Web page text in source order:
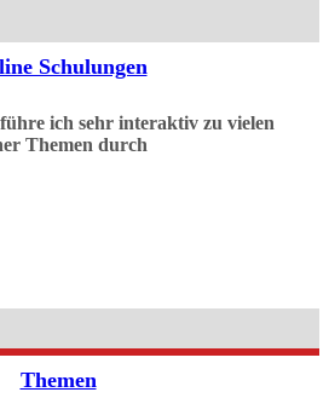
Schulungen
ich sehr interaktiv zu vielen
Themen durch
Themen